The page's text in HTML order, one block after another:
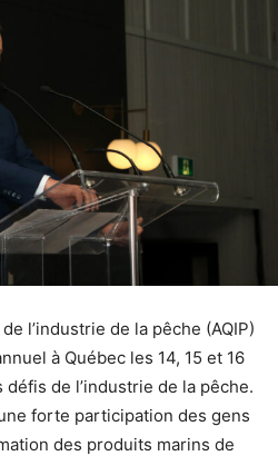
l’industrie de la pêche (AQIP)
à Québec les 14, 15 et 16
de l’industrie de la pêche.
forte participation des gens
des produits marins de